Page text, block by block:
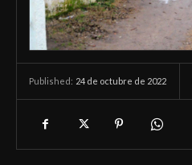
Published: 24 de octubre de 2022